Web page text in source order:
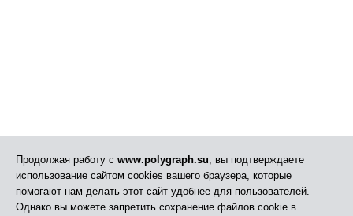
Продолжая работу с www.polygraph.su, вы подтверждаете
использование сайтом cookies вашего браузера, которые
помогают нам делать этот сайт удобнее для пользователей.
Однако вы можете запретить сохранение файлов cookie в